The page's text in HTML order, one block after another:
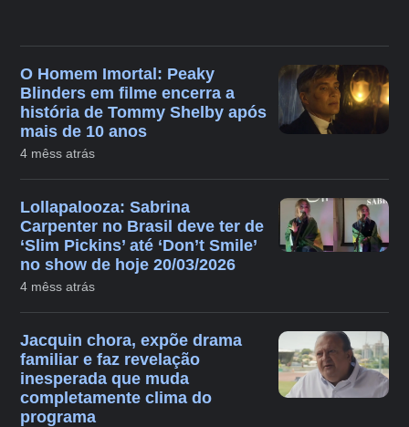
O Homem Imortal: Peaky
Blinders em filme encerra a
história de Tommy Shelby após
mais de 10 anos
4 mêss atrás
Lollapalooza: Sabrina
Carpenter no Brasil deve ter de
‘Slim Pickins’ até ‘Don’t Smile’
no show de hoje 20/03/2026
4 mêss atrás
Jacquin chora, expõe drama
familiar e faz revelação
inesperada que muda
completamente clima do
programa